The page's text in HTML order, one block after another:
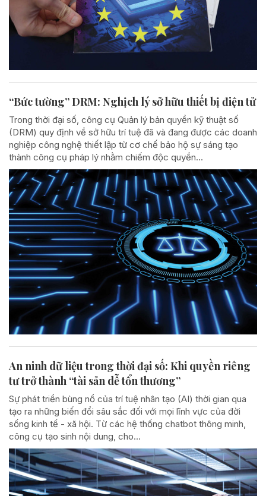
“Bức tường” DRM: Nghịch lý sở hữu thiết bị điện tử
Trong thời đại số, công cụ Quản lý bản quyền kỹ thuật số
(DRM) quy định về sở hữu trí tuệ đã và đang được các doanh
nghiệp công nghệ thiết lập từ cơ chế bảo hộ sự sáng tạo
thành công cụ pháp lý nhằm chiếm độc quyền...
An ninh dữ liệu trong thời đại số: Khi quyền riêng
tư trở thành “tài sản dễ tổn thương”
Sự phát triển bùng nổ của trí tuệ nhân tạo (AI) thời gian qua
tạo ra những biến đổi sâu sắc đối với mọi lĩnh vực của đời
sống kinh tế - xã hội. Từ các hệ thống chatbot thông minh,
công cụ tạo sinh nội dung, cho...